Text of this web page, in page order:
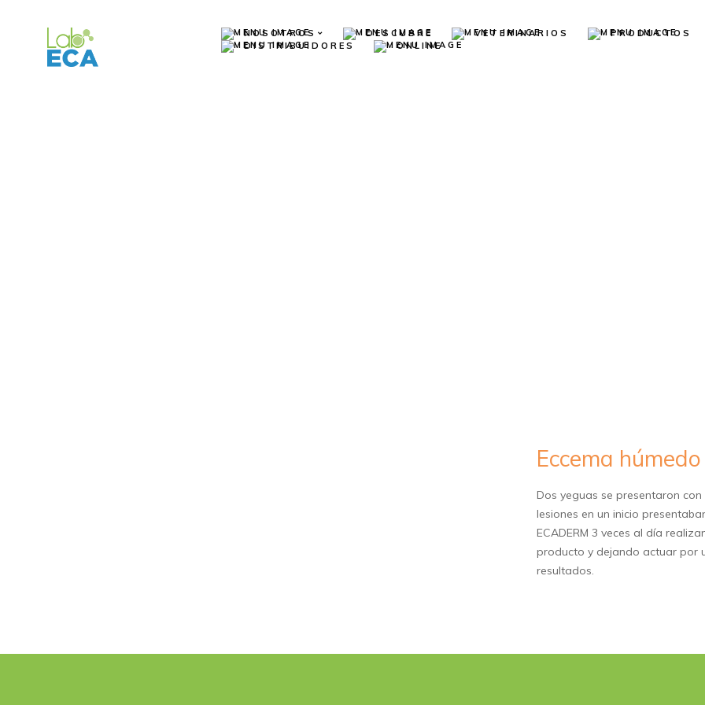
NOSOTROS DESCUBRE VETERINARIOS PRODUCTOS
DISTRIBUIDORES
ONLINE
Eccema
Dos yeguas se presentaron
lesiones en un inicio
ECADERM 3 veces al día
producto y dejando actuar por
resultados.